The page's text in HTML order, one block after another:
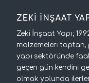
ZEKİ İNŞAAT
Zeki İnşaat Yapı;
malzemeleri toptan,
yapı sektöründe
geçen gün kendini
olmak yolunda